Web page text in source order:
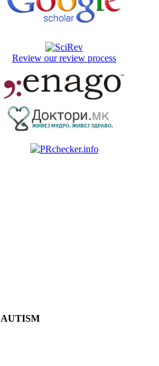
Review our review process